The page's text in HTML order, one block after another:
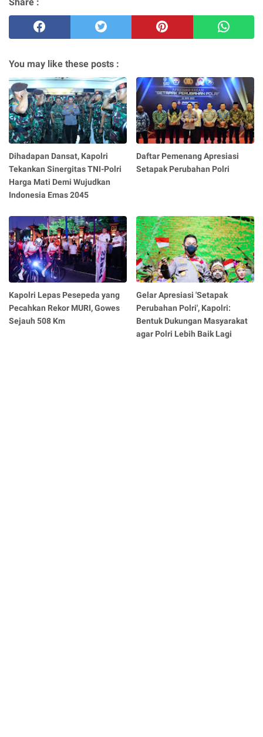
You may like these posts :
Dihadapan Dansat, Kapolri
Tekankan Sinergitas TNI-Polri
Harga Mati Demi Wujudkan
Indonesia Emas 2045
Daftar Pemenang Apresiasi
Setapak Perubahan Polri
Kapolri Lepas Pesepeda yang
Pecahkan Rekor MURI, Gowes
Sejauh 508 Km
Gelar Apresiasi 'Setapak
Perubahan Polri', Kapolri:
Bentuk Dukungan Masyarakat
agar Polri Lebih Baik Lagi